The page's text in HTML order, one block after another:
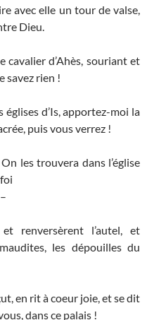
avec elle un tour de valse,
Dieu.
d’Ahès, souriant et
savez rien !
d’Is, apportez-moi la
puis vous verrez !
les trouvera dans l’église
renversèrent l’autel, et
les dépouilles du
en rit à coeur joie, et se dit
dans ce palais !